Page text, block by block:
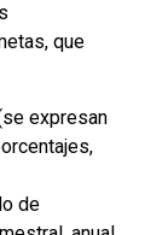
que
expresan
de